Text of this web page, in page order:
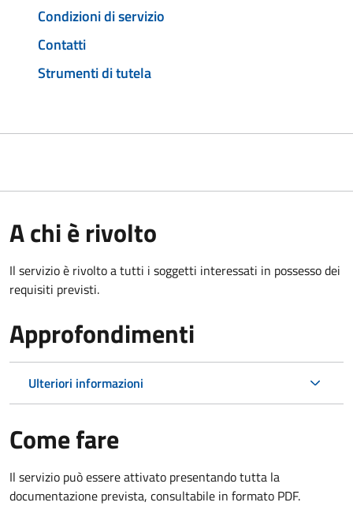
Condizioni di servizio
Contatti
Strumenti di tutela
A chi è rivolto
Il servizio è rivolto a tutti i soggetti interessati in possesso dei
requisiti previsti.
Approfondimenti
Ulteriori informazioni
Come fare
Il servizio può essere attivato presentando tutta la
documentazione prevista, consultabile in formato PDF.